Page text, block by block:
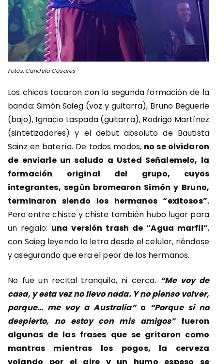
Fotos: Candela Casares
Los chicos tocaron con la segunda formación de la
banda: Simón Saieg (voz y guitarra), Bruno Beguerie
(bajo), Ignacio Laspada (guitarra), Rodrigo Martínez
(sintetizadores) y el debut absoluto de Bautista
Sainz en batería. De todos modos, no se olvidaron
de enviarle un saludo a Usted Señalemelo, la
formación original del grupo, cuyos
integrantes, según bromearon Simón y Bruno,
terminaron siendo los hermanos “exitosos”.
Pero entre chiste y chiste también hubo lugar para
un regalo: una versión trash de “Agua marfil”,
con Saieg leyendo la letra desde el celular, riéndose
y asegurando que era el peor de los hermanos.
No fue un recital tranquilo, ni cerca. “Me voy de
casa, y esta vez no llevo nada. Y no pienso volver,
porque… me voy a Australia”o “Porque si no
despierto, no estoy con mis amigos”fueron
algunas de las frases que se gritaron como
mantras mientras los pogos, la cerveza